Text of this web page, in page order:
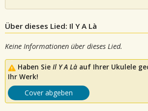
Über dieses Lied: Il Y A Là
Keine Informationen über dieses Lied.
Haben Sie Il Y A Là auf Ihrer Ukulele
Ihr Werk!
Cover abgeben